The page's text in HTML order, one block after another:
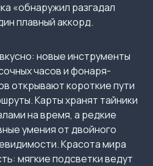
«обнаружил разгадал
плавный аккорд.
новые инструменты
часов и фонаря-
открывают короткие пути
Карты хранят тайники
на время, а редкие
умения от двойного
Красота мира
мягкие подсветки ведут